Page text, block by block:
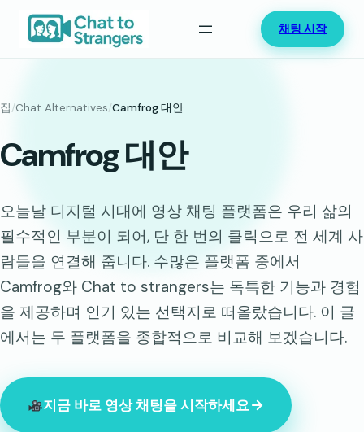
바
가
기
채팅 시작
집/Chat Alternatives/Camfrog 대안
Camfrog 대안
오늘날 디지털 시대에 영상 채팅 플랫폼은 우리 삶의
필수적인 부분이 되어, 단 한 번의 클릭으로 전 세계 사
람들을 연결해 줍니다. 수많은 플랫폼 중에서
Camfrog와 Chat to strangers는 독특한 기능과 경험
을 제공하며 인기 있는 선택지로 떠올랐습니다. 이 글
에서는 두 플랫폼을 종합적으로 비교해 보겠습니다.
지금 바로 영상 채팅을 시작하세요